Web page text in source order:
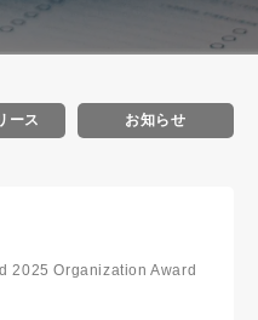
ース お知らせ
2025 Organization Award